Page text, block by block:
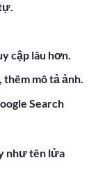
cập lâu hơn.
mô tả ảnh.
Search
như tên lửa